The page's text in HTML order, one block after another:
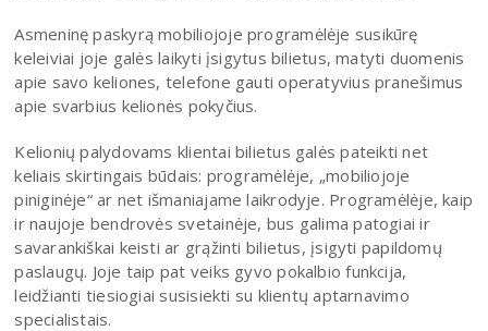
Asmeninę paskyrą mobiliojoje programėlėje susikūrę
keleiviai joje galės laikyti įsigytus bilietus, matyti duomenis
apie savo keliones, telefone gauti operatyvius pranešimus
apie svarbius kelionės pokyčius.
Kelionių palydovams klientai bilietus galės pateikti net
keliais skirtingais būdais: programėlėje, „mobiliojoje
piniginėje“ ar net išmaniajame laikrodyje. Programėlėje, kaip
ir naujoje bendrovės svetainėje, bus galima patogiai ir
savarankiškai keisti ar grąžinti bilietus, įsigyti papildomų
paslaugų. Joje taip pat veiks gyvo pokalbio funkcija,
leidžianti tiesiogiai susisiekti su klientų aptarnavimo
specialistais.